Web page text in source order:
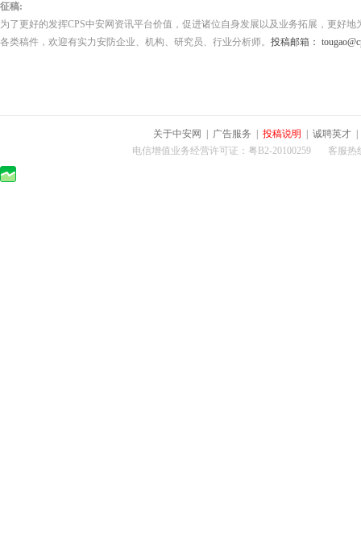
征稿:
为了更好的发挥CPS中安网资讯平台价值，促进诸位自身发展以及业务拓展，更好
各类稿件，欢迎有实力安防企业、机构、研究员、行业分析师。 投稿邮箱：
关于中安网 广告服务 投稿说明 诚聘英才
电信增值业务经营许可证：粤B2-20100259 客服